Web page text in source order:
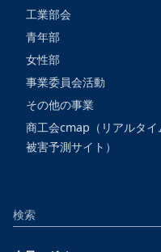
工業部会
青年部
女性部
事業委員会活動
その他の事業
商工会cmap（リアルタイ
被害予測サイト）
サ
イ
ト